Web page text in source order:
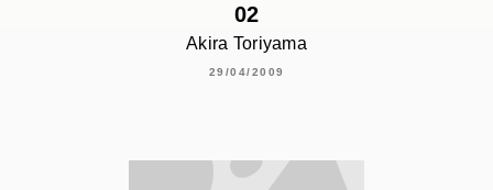
02
Akira Toriyama
29/04/2009